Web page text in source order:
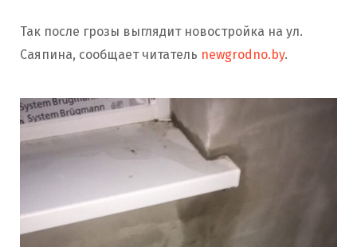
Так после грозы выглядит новостройка на ул.
Саяпина, сообщает читатель newgrodno.by.